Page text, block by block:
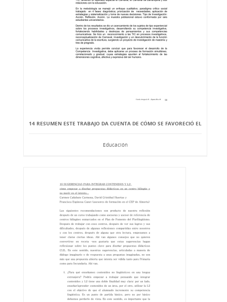
14 RESUMEN ESTE TRABAJO DA CUENTA DE CÓMO SE FAVORECIÓ EL
Educación